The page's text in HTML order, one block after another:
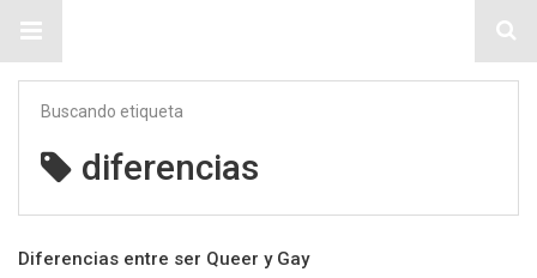
Buscando etiqueta
diferencias
Diferencias entre ser Queer y Gay